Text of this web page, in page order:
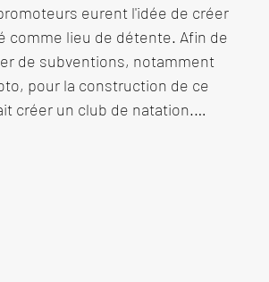
eurent l'idée de créer
comme lieu de détente. Afin de
de subventions, notamment
pour la construction de ce
créer un club de natation.